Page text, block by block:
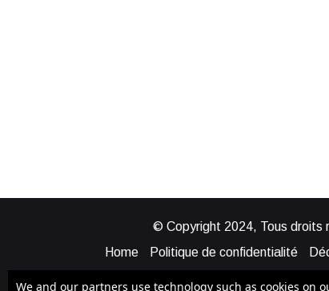
© Copyright 2024, Tous droits
Home
Politique de confidentialité
We and our partners use technology such as cookies on